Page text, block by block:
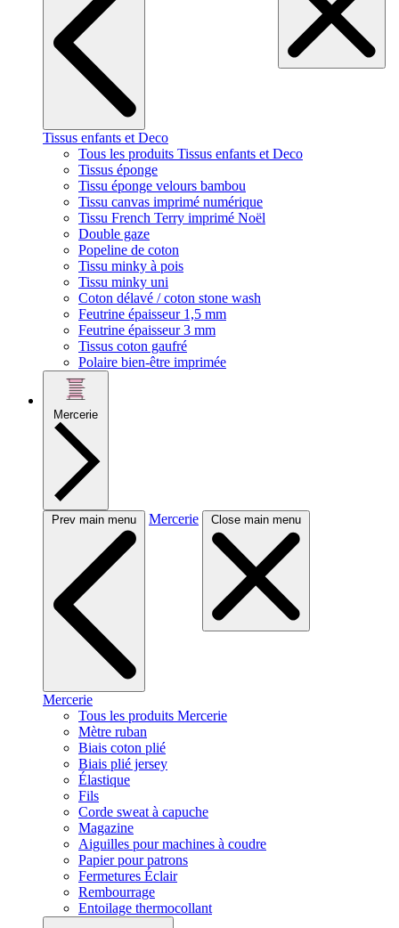
Tissus enfants et Deco
Tous les produits Tissus enfants et Deco
Tissus éponge
Tissu éponge velours bambou
Tissu canvas imprimé numérique
Tissu French Terry imprimé Noël
Double gaze
Popeline de coton
Tissu minky à pois
Tissu minky uni
Coton délavé / coton stone wash
Feutrine épaisseur 1,5 mm
Feutrine épaisseur 3 mm
Tissus coton gaufré
Polaire bien-être imprimée
Mercerie
Prev main menu Mercerie Close main menu
Mercerie
Tous les produits Mercerie
Mètre ruban
Biais coton plié
Biais plié jersey
Élastique
Fils
Corde sweat à capuche
Magazine
Aiguilles pour machines à coudre
Papier pour patrons
Fermetures Éclair
Rembourrage
Entoilage thermocollant